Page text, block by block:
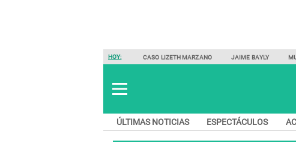
HOY: CASO LIZETH MARZANO JAIME BAYLY
ÚLTIMAS NOTICIAS ESPECTÁCULOS